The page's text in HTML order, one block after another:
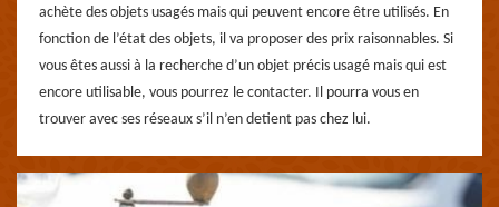
achète des objets usagés mais qui peuvent encore être utilisés. En
fonction de l’état des objets, il va proposer des prix raisonnables. Si
vous êtes aussi à la recherche d’un objet précis usagé mais qui est
encore utilisable, vous pourrez le contacter. Il pourra vous en
trouver avec ses réseaux s’il n’en detient pas chez lui.